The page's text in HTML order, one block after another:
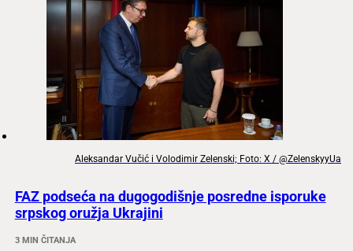
Aleksandar Vučić i Volodimir Zelenski; Foto: X / @ZelenskyyUa
FAZ podseća na dugogodišnje posredne isporuke
srpskog oružja Ukrajini
3 MIN ČITANJA